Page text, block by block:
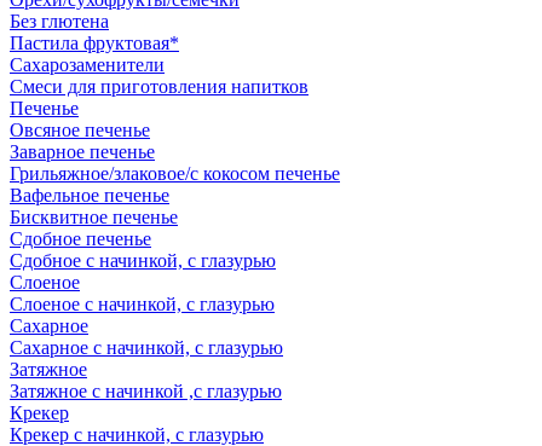
Без глютена
Пастила фруктовая*
Сахарозаменители
Смеси для приготовления напитков
Печенье
Овсяное печенье
Заварное печенье
Грильяжное/злаковое/с кокосом печенье
Вафельное печенье
Бисквитное печенье
Сдобное печенье
Сдобное с начинкой, с глазурью
Слоеное
Слоеное с начинкой, с глазурью
Сахарное
Сахарное с начинкой, с глазурью
Затяжное
Затяжное с начинкой ,с глазурью
Крекер
Крекер с начинкой, с глазурью